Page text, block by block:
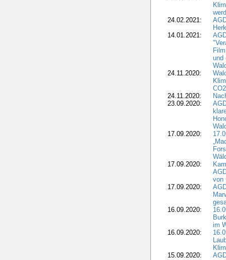
24.02.2021:
14.01.2021:
und
24.11.2020:
24.11.2020:
23.09.2020:
17.09.2020:
17.09.2020:
von
17.09.2020:
16.09.2020:
im
16.09.2020:
15.09.2020: